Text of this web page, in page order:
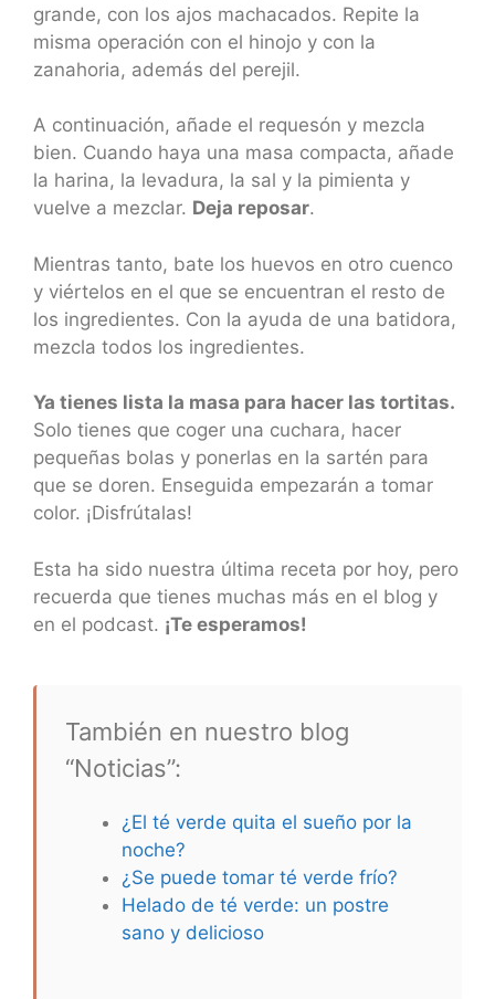
grande, con los ajos machacados. Repite la
misma operación con el hinojo y con la
zanahoria, además del perejil.
A continuación, añade el requesón y mezcla
bien. Cuando haya una masa compacta, añade
la harina, la levadura, la sal y la pimienta y
vuelve a mezclar. Deja reposar.
Mientras tanto, bate los huevos en otro cuenco
y viértelos en el que se encuentran el resto de
los ingredientes. Con la ayuda de una batidora,
mezcla todos los ingredientes.
Ya tienes lista la masa para hacer las tortitas.
Solo tienes que coger una cuchara, hacer
pequeñas bolas y ponerlas en la sartén para
que se doren. Enseguida empezarán a tomar
color. ¡Disfrútalas!
Esta ha sido nuestra última receta por hoy, pero
recuerda que tienes muchas más en el blog y
en el podcast. ¡Te esperamos!
También en nuestro blog
“Noticias”:
¿El té verde quita el sueño por la
noche?
¿Se puede tomar té verde frío?
Helado de té verde: un postre
sano y delicioso